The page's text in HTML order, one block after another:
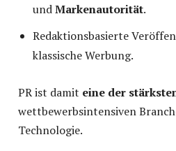
undMarkenautorität.
Redaktionsbasierte
klassische Werbung.
PR ist damit eine der
wettbewerbsintensiven
Technologie.